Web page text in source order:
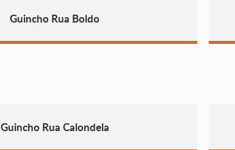
Guincho Rua Boldo
Guincho Rua Calondela